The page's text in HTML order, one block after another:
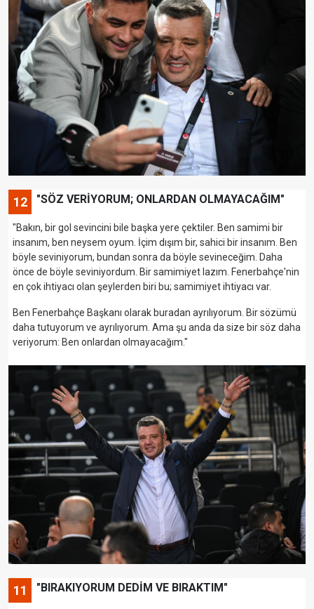
12 "SÖZ VERİYORUM; ONLARDAN OLMAYACAĞIM"
"Bakın, bir gol sevincini bile başka yere çektiler. Ben samimi bir
insanım, ben neysem oyum. İçim dışım bir, sahici bir insanım. Ben
böyle seviniyorum, bundan sonra da böyle sevineceğim. Daha
önce de böyle seviniyordum. Bir samimiyet lazım. Fenerbahçe'nin
en çok ihtiyacı olan şeylerden biri bu; samimiyet ihtiyacı var.
Ben Fenerbahçe Başkanı olarak buradan ayrılıyorum. Bir sözümü
daha tutuyorum ve ayrılıyorum. Ama şu anda da size bir söz daha
veriyorum: Ben onlardan olmayacağım."
11 "BIRAKIYORUM DEDİM VE BIRAKTIM"